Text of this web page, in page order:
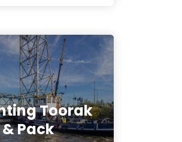
Toorak
Pack